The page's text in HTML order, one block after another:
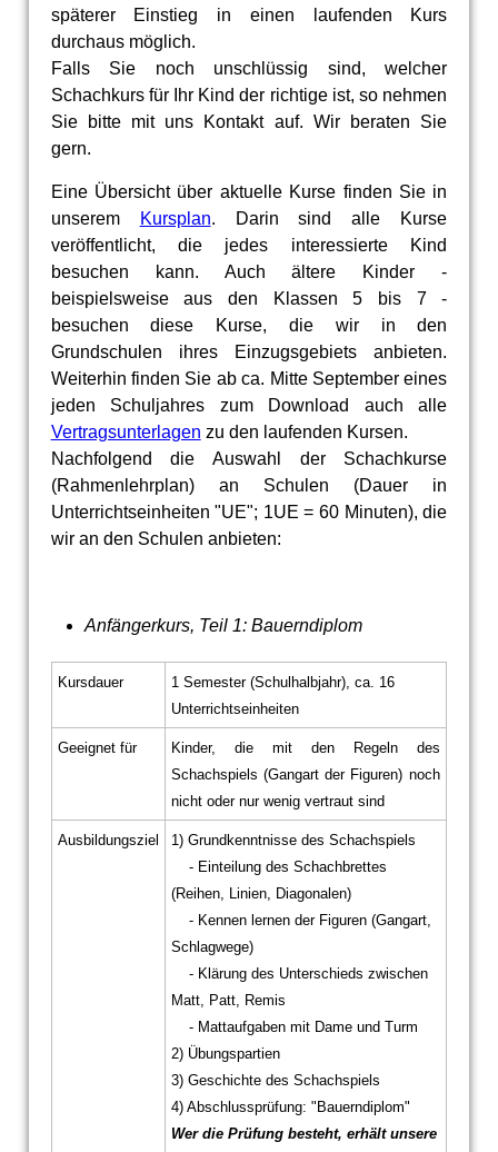
späterer Einstieg in einen laufenden Kurs
durchaus möglich.
Falls Sie noch unschlüssig sind, welcher
Schachkurs für Ihr Kind der richtige ist, so nehmen
Sie bitte mit uns Kontakt auf. Wir beraten Sie
gern.
Eine Übersicht über aktuelle Kurse finden Sie in
unserem
Kursplan. Darin sind alle Kurse
veröffentlicht, die jedes interessierte Kind
besuchen kann. Auch ältere Kinder -
beispielsweise aus den Klassen 5 bis 7 -
besuchen diese Kurse, die wir in den
Grundschulen ihres Einzugsgebiets anbieten.
Weiterhin finden Sie ab ca. Mitte September eines
jeden Schuljahres zum Download auch alle
Vertragsunterlagen zu den laufenden Kursen.
Nachfolgend die Auswahl der Schachkurse
(Rahmenlehrplan) an Schulen (Dauer in
Unterrichtseinheiten "UE"; 1UE = 60 Minuten), die
wir an den Schulen anbieten:
Anfängerkurs, Teil 1: Bauerndiplom
Kursdauer
1 Semester (Schulhalbjahr), ca. 16
Unterrichtseinheiten
Geeignet für
Kinder, die mit den Regeln des
Schachspiels (Gangart der Figuren) noch
nicht oder nur wenig vertraut sind
Ausbildungsziel
1) Grundkenntnisse des Schachspiels
- Einteilung des Schachbrettes
(Reihen, Linien, Diagonalen)
- Kennen lernen der Figuren (Gangart,
Schlagwege)
- Klärung des Unterschieds zwischen
Matt, Patt, Remis
- Mattaufgaben mit Dame und Turm
2) Übungspartien
3) Geschichte des Schachspiels
4) Abschlussprüfung: "Bauerndiplom"
Wer die Prüfung besteht, erhält unsere